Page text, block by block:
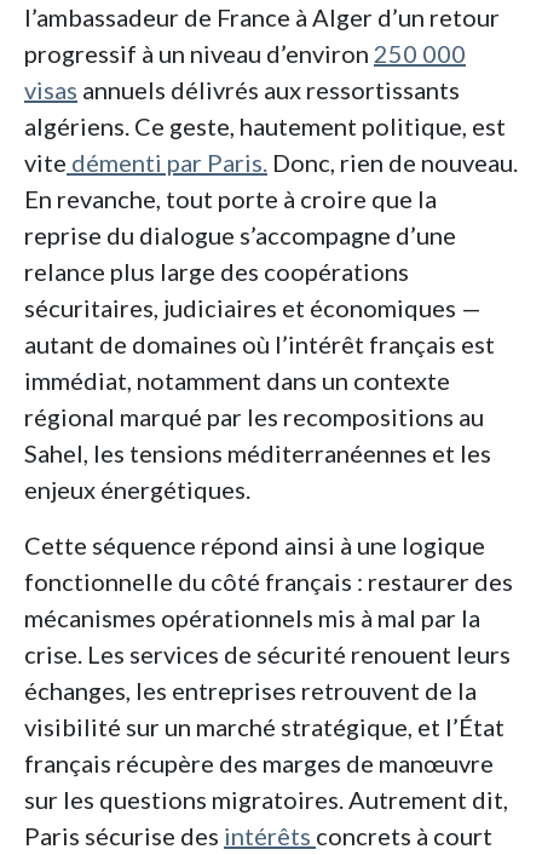
l’ambassadeur de France à Alger d’un retour
progressif à un niveau d’environ 250 000
visas annuels délivrés aux ressortissants
algériens. Ce geste, hautement politique, est
vite démenti par Paris. Donc, rien de nouveau.
En revanche, tout porte à croire que la
reprise du dialogue s’accompagne d’une
relance plus large des coopérations
sécuritaires, judiciaires et économiques —
autant de domaines où l’intérêt français est
immédiat, notamment dans un contexte
régional marqué par les recompositions au
Sahel, les tensions méditerranéennes et les
enjeux énergétiques.
Cette séquence répond ainsi à une logique
fonctionnelle du côté français : restaurer des
mécanismes opérationnels mis à mal par la
crise. Les services de sécurité renouent leurs
échanges, les entreprises retrouvent de la
visibilité sur un marché stratégique, et l’État
français récupère des marges de manœuvre
sur les questions migratoires. Autrement dit,
Paris sécurise des intérêts concrets à court